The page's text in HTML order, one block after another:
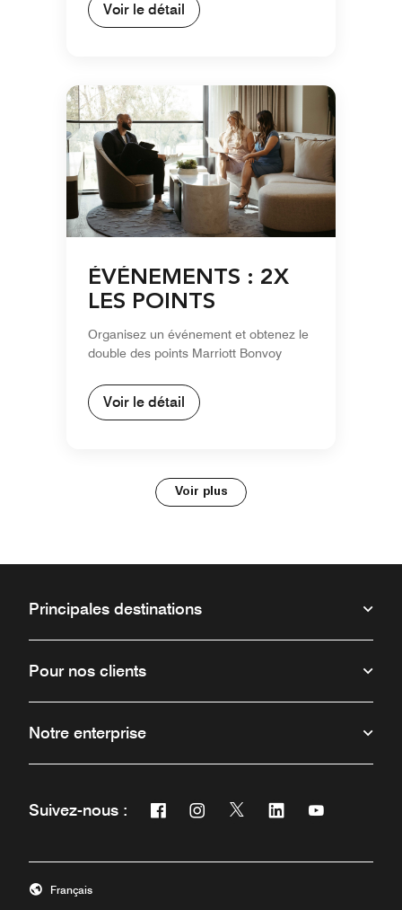
Voir le détail
ÉVÉNEMENTS : 2X
LES POINTS
Organisez un événement et obtenez le
double des points Marriott Bonvoy
Voir le détail
Voir plus
Principales destinations
Pour nos clients
Notre enterprise
Suivez-nous : Facebook
Ouvre une nouvelle fenêtre
Instagram
Ouvre une nouvelle fenêtre
Twitter
Ouvre une nouvelle
Linkedin
Ouvre uneOuvre une
Français